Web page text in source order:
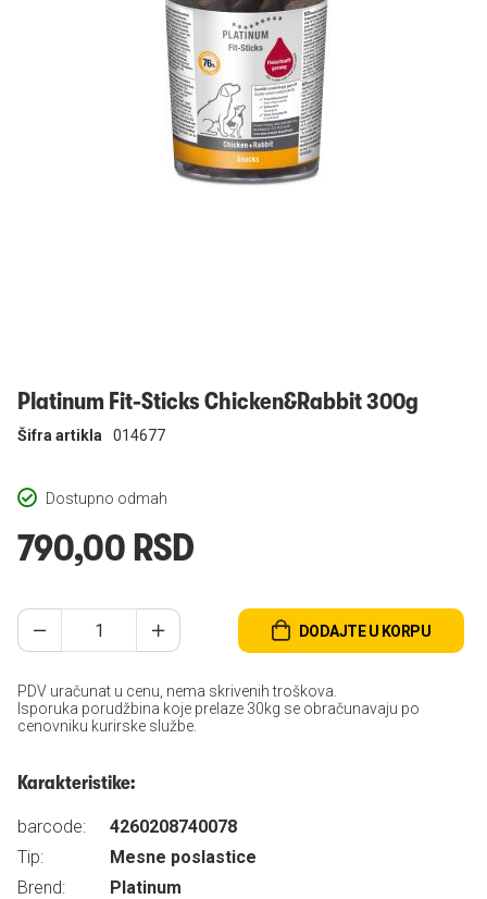
Platinum Fit-Sticks Chicken&Rabbit 300g
Dostupno odmah
Šifra artikla 014677
790,00 RSD
DODAJTE U KORPU
PDV uračunat u cenu, nema skrivenih troškova.
Isporuka porudžbina koje prelaze 30kg se obračunavaju po
cenovniku kurirske službe.
Karakteristike:
barcode:
4260208740078
Tip:
Mesne poslastice
Brend:
Platinum